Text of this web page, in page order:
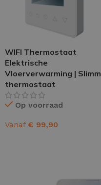
WIFI Thermostaat
Elektrische
Vloerverwarming |
thermostaat
Op voorraad
Vanaf € 99,90